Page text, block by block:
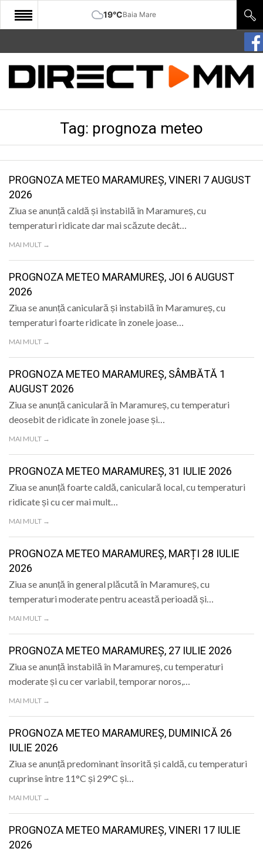
19°CBaia Mare
START
COMUNITATE
SANATATE
SPORT
SPECIAL
POLITIC
LIFE
Tag: prognoza meteo
PROGNOZA METEO MARAMUREȘ, VINERI 7 AUGUST
2026
Ziua se anunță caldă și instabilă în Maramureș, cu
temperaturi ridicate dar mai scăzute decât…
MAI MULT →
PROGNOZA METEO MARAMUREȘ, JOI 6 AUGUST
2026
Ziua se anunță caniculară și instabilă în Maramureș, cu
temperaturi foarte ridicate în zonele joase…
MAI MULT →
PROGNOZA METEO MARAMUREȘ, SÂMBĂTĂ 1
AUGUST 2026
Ziua se anunță caniculară în Maramureș, cu temperaturi
deosebit de ridicate în zonele joase și…
MAI MULT →
PROGNOZA METEO MARAMUREȘ, 31 IULIE 2026
Ziua se anunță foarte caldă, caniculară local, cu temperaturi
ridicate și cu cer mai mult…
MAI MULT →
PROGNOZA METEO MARAMUREȘ, MARȚI 28 IULIE
2026
Ziua se anunță în general plăcută în Maramureș, cu
temperaturi moderate pentru această perioadă și…
MAI MULT →
PROGNOZA METEO MARAMUREȘ, 27 IULIE 2026
Ziua se anunță instabilă în Maramureș, cu temperaturi
moderate și cu cer variabil, temporar noros,…
MAI MULT →
PROGNOZA METEO MARAMUREȘ, DUMINICĂ 26
IULIE 2026
Ziua se anunță predominant însorită și caldă, cu temperaturi
cuprinse între 11°C și 29°C și…
MAI MULT →
PROGNOZA METEO MARAMUREȘ, VINERI 17 IULIE
2026